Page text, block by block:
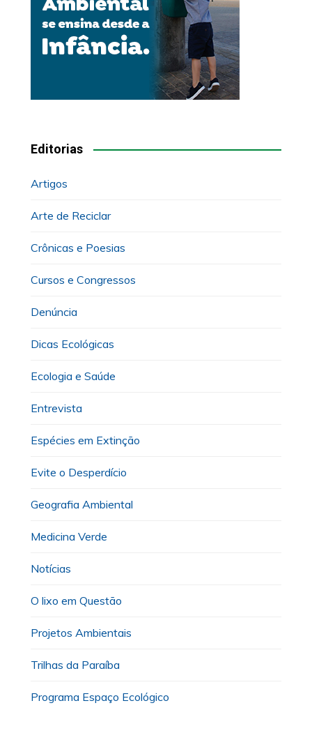
Editorias
Artigos
Arte de Reciclar
Crônicas e Poesias
Cursos e Congressos
Denúncia
Dicas Ecológicas
Ecologia e Saúde
Entrevista
Espécies em Extinção
Evite o Desperdício
Geografia Ambiental
Medicina Verde
Notícias
O lixo em Questão
Projetos Ambientais
Trilhas da Paraíba
Programa Espaço Ecológico